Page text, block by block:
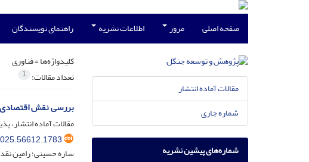
صفحه اصلی مرور اطلاعات نشریه راهنمای نویسندگان
کلیدواژه‌ها =فناوری
تعداد مقالات: 1
بررسی نقش اقتصادی
مقالات آماده انتشار،
ساره حسینی؛ رامین
مقالات آماده انتشار
شماره جاری
شماره‌های پیشین نشریه